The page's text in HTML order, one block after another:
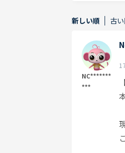
新しい順 古
NC*******
***